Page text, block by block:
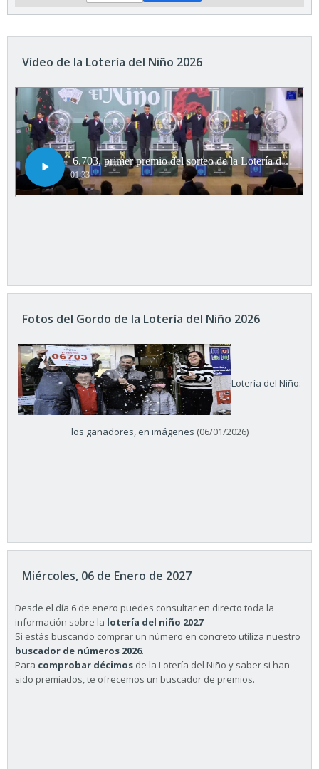
Vídeo de la Lotería del Niño 2026
Fotos del Gordo de la Lotería del Niño 2026
Lotería del Niño:
los ganadores, en imágenes (06/01/2026)
Miércoles, 06 de Enero de 2027
Desde el día 6 de enero puedes consultar en directo toda la
información sobre la lotería del niño 2027
Si estás buscando comprar un número en concreto utiliza nuestro
buscador de números 2026.
Para comprobar décimos de la Lotería del Niño y saber si han
sido premiados, te ofrecemos un buscador de premios.